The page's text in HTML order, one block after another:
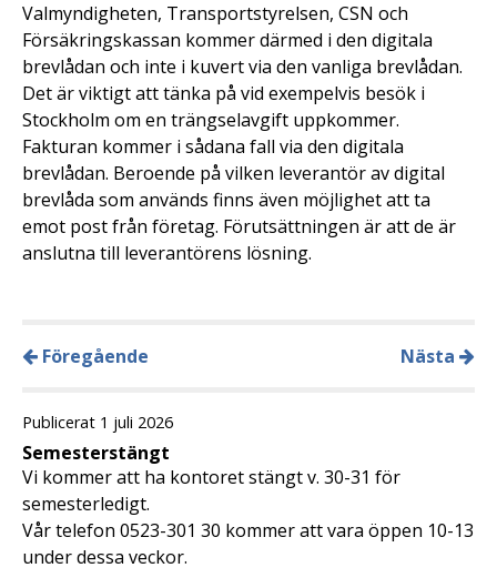
Valmyndigheten, Transportstyrelsen, CSN och
Försäkringskassan kommer därmed i den digitala
brevlådan och inte i kuvert via den vanliga brevlådan.
Det är viktigt att tänka på vid exempelvis besök i
Stockholm om en trängselavgift uppkommer.
Fakturan kommer i sådana fall via den digitala
brevlådan. Beroende på vilken leverantör av digital
brevlåda som används finns även möjlighet att ta
emot post från företag. Förutsättningen är att de är
anslutna till leverantörens lösning.
Föregående Nästa
Publicerat 1 juli 2026
Semesterstängt
Vi kommer att ha kontoret stängt v. 30-31 för
semesterledigt.
Vår telefon 0523-301 30 kommer att vara öppen 10-13
under dessa veckor.